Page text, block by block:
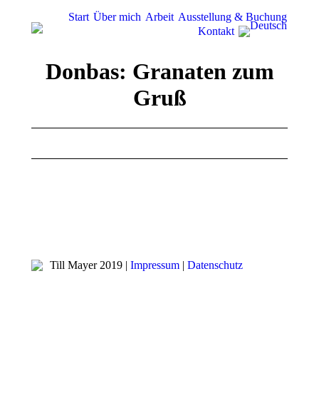
Start Über mich Arbeit Ausstellung & Buchung
Kontakt
Donbas: Granaten zum
Gruß
Till Mayer 2019 | Impressum | Datenschutz